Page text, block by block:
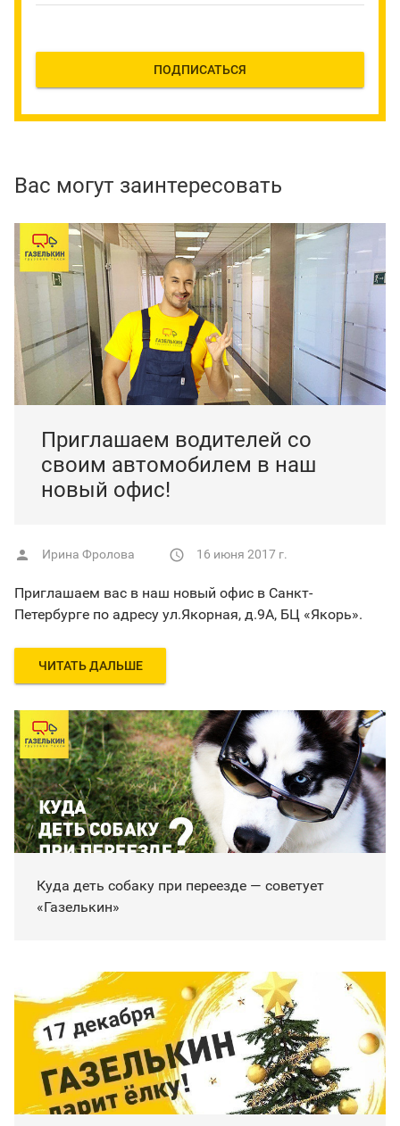
ПОДПИСАТЬСЯ
Вас могут заинтересовать
Приглашаем водителей со
своим автомобилем в наш
новый офис!
 Ирина Фролова  16 июня 2017 г.
Приглашаем вас в наш новый офис в Санкт-
Петербурге по адресу ул.Якорная, д.9А, БЦ «Якорь».
ЧИТАТЬ ДАЛЬШЕ
Куда деть собаку при переезде — советует
«Газелькин»